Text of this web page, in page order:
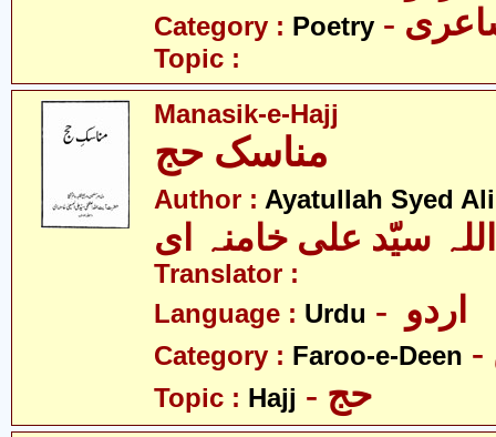
Category : Poetry
Topic :
Manasik-e-Hajj
مناسک حج
Author : Ayatullah Syed
سیّد علی خامنہ ای
Translator :
Language : Urdu
Category : Faroo-e-Deen
Topic : Hajj - حج